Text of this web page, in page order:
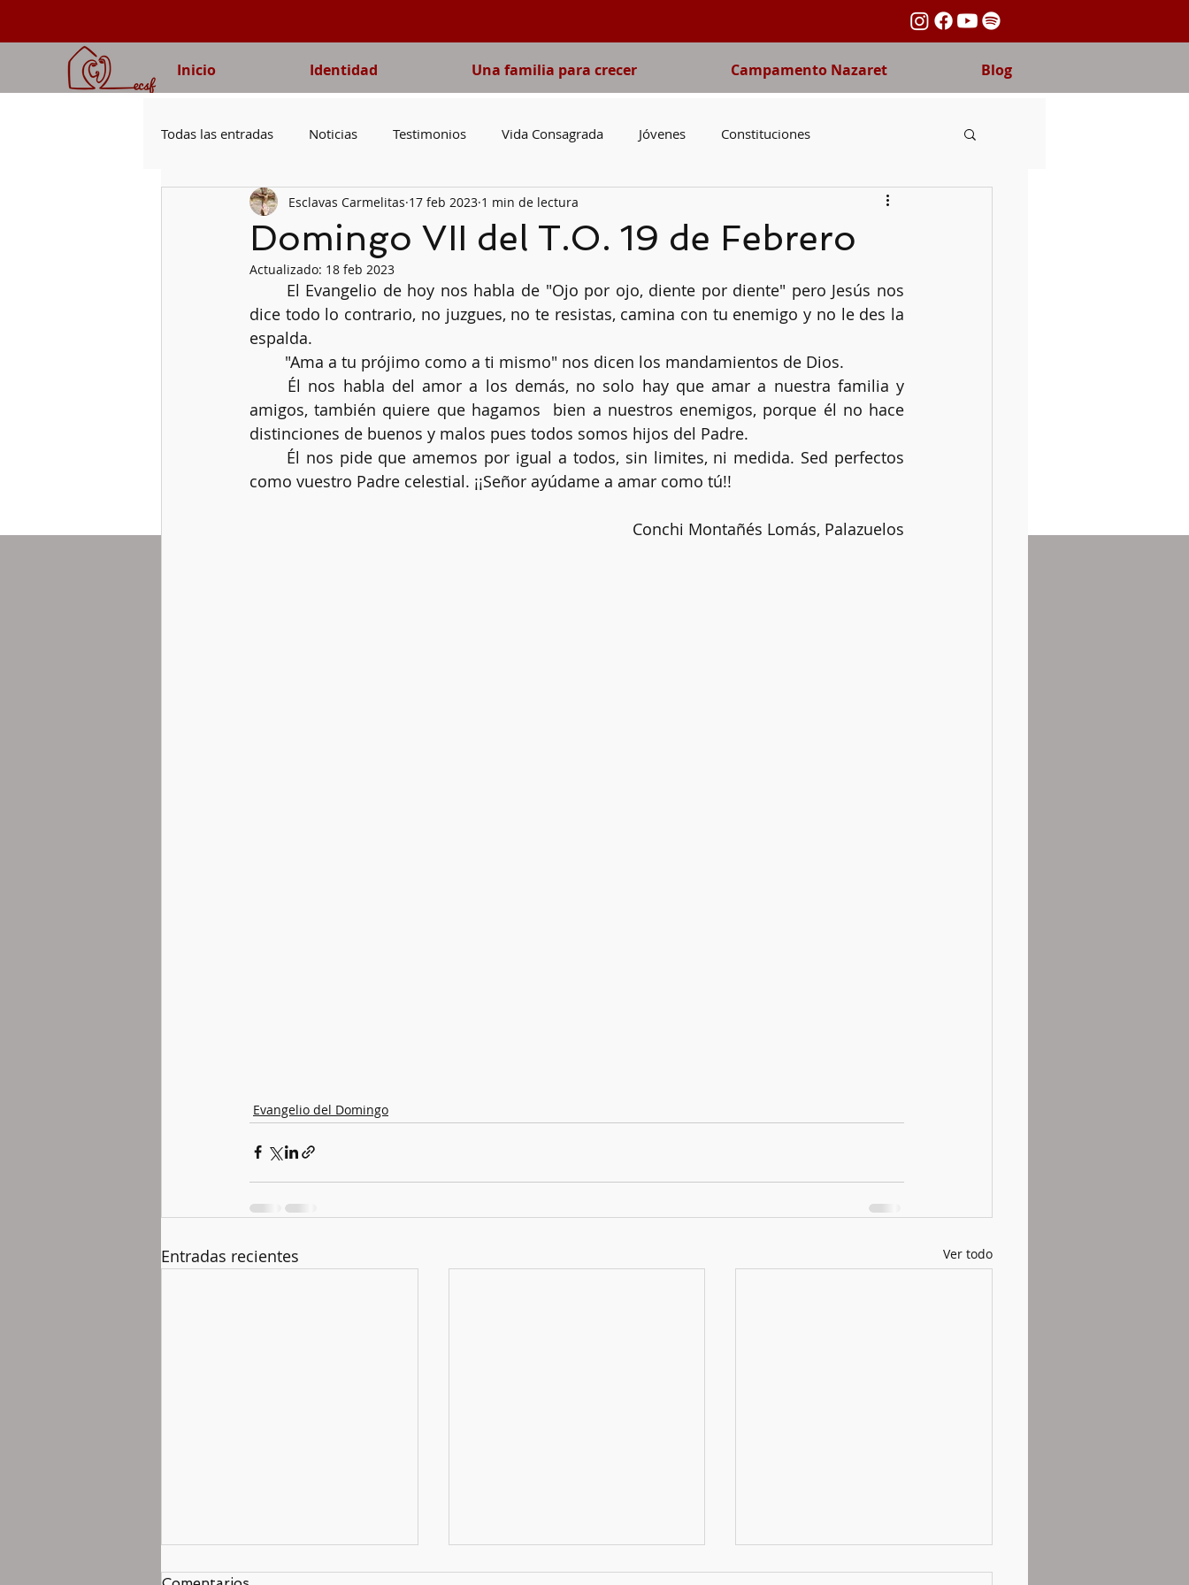
Inicio Identidad Una familia para crecer Campamento Nazaret Blog
Todas las entradas Noticias Testimonios Vida Consagrada Jóvenes Constituciones
Voluntad de Dios Evangelio del Domingo Pobreza
Obediencia Oración Virgen María
Familias
Domingo VII del T.O. 19 de Febrero
Esclavas Carmelitas 17 feb 2023 1 min de lectura
Actualizado: 18 feb 2023
dice todo lo contrario, no juzgues, no te resistas, camina con tu enemigo y no le des la
espalda.
	"Ama a tu prójimo como a ti mismo" nos dicen los mandamientos de Dios.
amigos, también quiere que hagamos  bien a nuestros enemigos, porque él no hace
distinciones de buenos y malos pues todos somos hijos del Padre.
como vuestro Padre celestial. ¡¡Señor ayúdame a amar como tú!!
Conchi Montañés Lomás, Palazuelos
Evangelio del Domingo
Entradas recientes Ver todo